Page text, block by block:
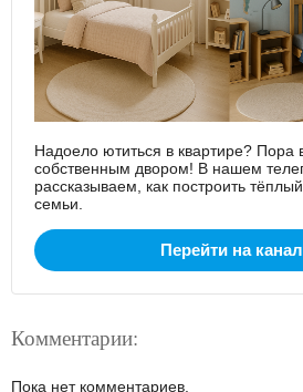
Надоело ютиться в квартире? Пора
собственным двором! В нашем
рассказываем, как построить
семьи.
Перейти на канал
Комментарии:
Пока нет комментариев.